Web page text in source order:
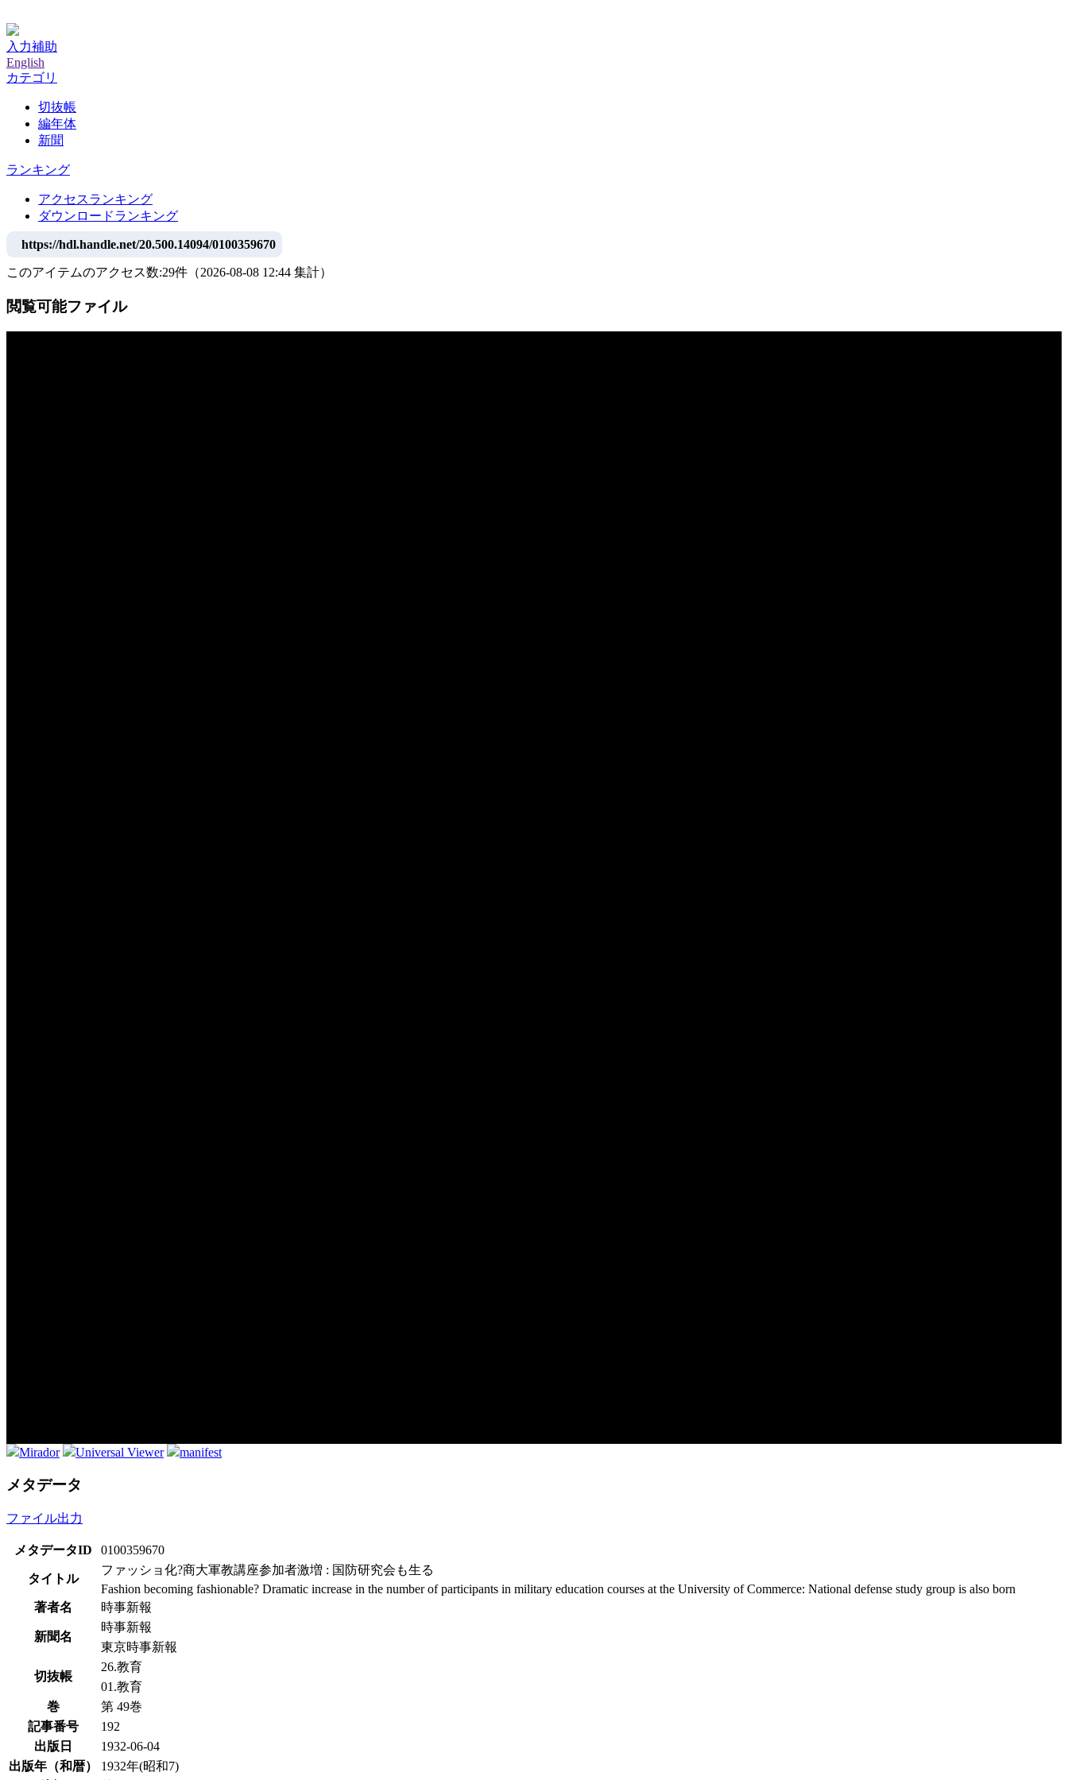
入力補助
English
カテゴリ
切抜帳
編年体
新聞
ランキング
アクセスランキング
ダウンロードランキング
https://hdl.handle.net/20.500.14094/0100359670
このアイテムのアクセス数:29件 （2026-08-08 12:44 集計）
閲覧可能ファイル
Mirador Universal Viewer manifest
メタデータ
ファイル出力
メタデータID 0100359670
タイトル
ファッショ化?商大軍教講座参加者激増 : 国防研究会も生る
Fashion becoming fashionable? Dramatic increase in the number of participants in military education courses at the University of Commerce: National defense study group is also born
著者名
時事新報
新聞名
時事新報
東京時事新報
切抜帳
26.教育
01.教育
巻
第 49巻
記事番号
192
出版日
1932-06-04
出版年（和暦）
1932年(昭和7)